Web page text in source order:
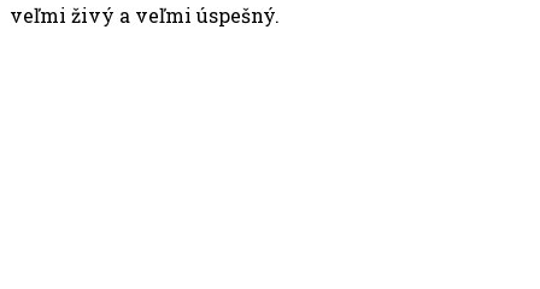
veľmi živý a veľmi úspešný.